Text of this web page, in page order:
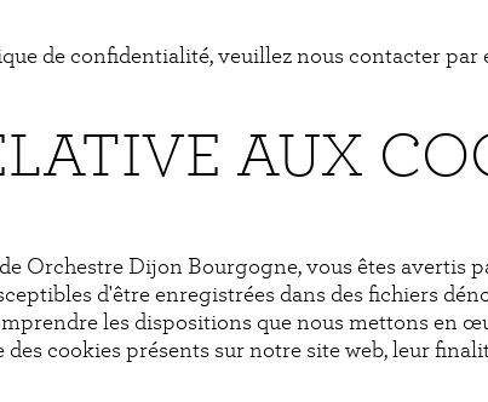
de confidentialité, veuillez nous contacter par
AUX
Orchestre Dijon Bourgogne, vous êtes avertis
d'être enregistrées dans des fichiers
les dispositions que nous mettons en
cookies présents sur notre site web, leur